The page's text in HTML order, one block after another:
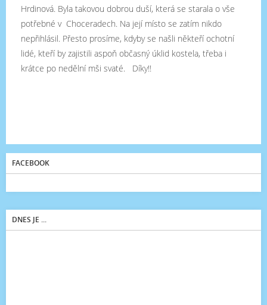
Hrdinová. Byla takovou dobrou duší, která se starala o vše
potřebné v Choceradech. Na její místo se zatím nikdo
nepřihlásil. Přesto prosíme, kdyby se našli někteří ochotní
lidé, kteří by zajistili aspoň občasný úklid kostela, třeba i
krátce po nedělní mši svaté. Díky!!
FACEBOOK
DNES JE ...